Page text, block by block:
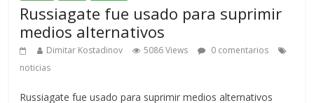
Russiagate fue usado para suprimir
medios alternativos
Dimitar Kostadinov 5086 Views
0 comentarios
noticias
Russiagate fue usado para suprimir medios alternativos